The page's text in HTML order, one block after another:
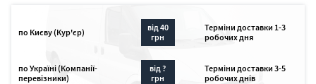
по Києву (Кур'єр)
від 40
грн
Терміни доставки 1-3
робочих дня
по Україні (Компанії-
перевізники)
від ?
грн
Терміни доставки 3-5
робочих днів